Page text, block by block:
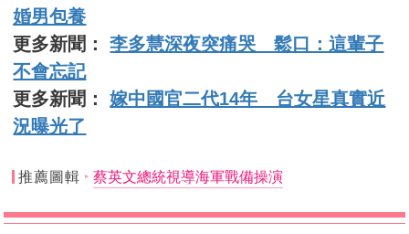
婚男包養
更多新聞：李多慧深夜突痛哭 鬆口：這輩子
不會忘記
更多新聞：嫁中國官二代14年 台女星真實近
況曝光了
推薦圖輯 蔡英文總統視導海軍戰備操演